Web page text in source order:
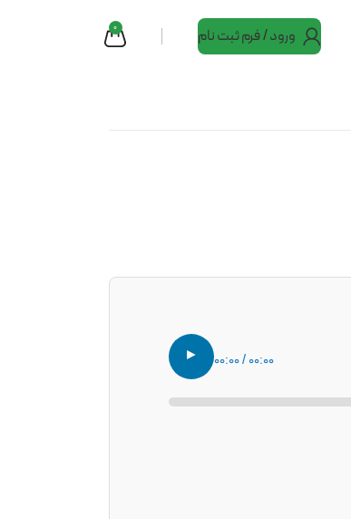
ورود / فرم ثبت نام 0
۰۰:۰۰ / ۰۰:۰۰ ►